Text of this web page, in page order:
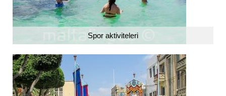
Spor aktiviteleri